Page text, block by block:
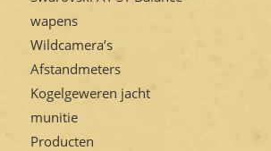
wapens
Wildcamera’s
Afstandmeters
Kogelgeweren jacht
munitie
Producten